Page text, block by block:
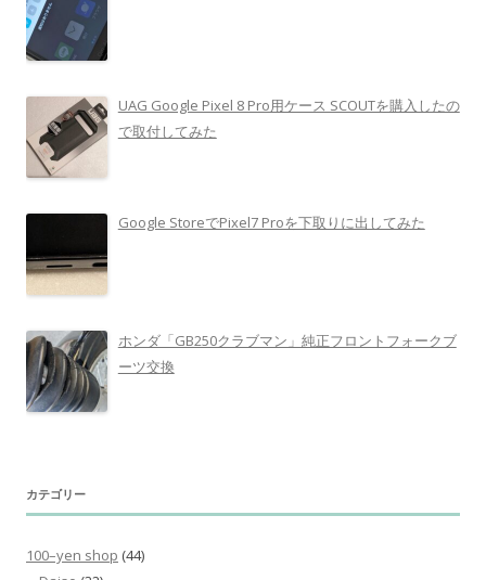
UAG Google Pixel 8 Pro用ケース SCOUTを購入したの
で取付してみた
Google StoreでPixel7 Proを下取りに出してみた
ホンダ「GB250クラブマン」純正フロントフォークブ
ーツ交換
カテゴリー
100–yen shop (44)